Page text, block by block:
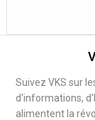
Suivez VKS sur
d'informations,
alimentent la